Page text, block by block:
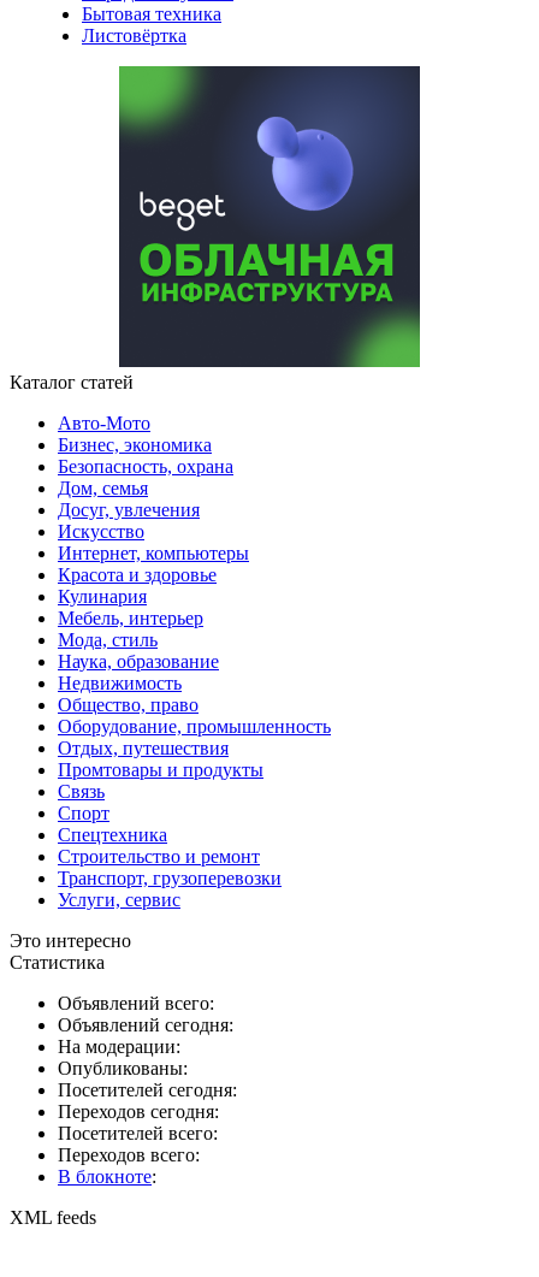
Бытовая техника
Листовёртка
Каталог статей
Авто-Мото
Бизнес, экономика
Безопасность, охрана
Дом, семья
Досуг, увлечения
Искусство
Интернет, компьютеры
Красота и здоровье
Кулинария
Мебель, интерьер
Мода, стиль
Наука, образование
Недвижимость
Общество, право
Оборудование, промышленность
Отдых, путешествия
Промтовары и продукты
Связь
Спорт
Спецтехника
Строительство и ремонт
Транспорт, грузоперевозки
Услуги, сервис
Это интересно
Статистика
Объявлений всего:
Объявлений сегодня:
На модерации:
Опубликованы:
Посетителей сегодня:
Переходов сегодня:
Посетителей всего:
Переходов всего:
В блокноте:
XML feeds